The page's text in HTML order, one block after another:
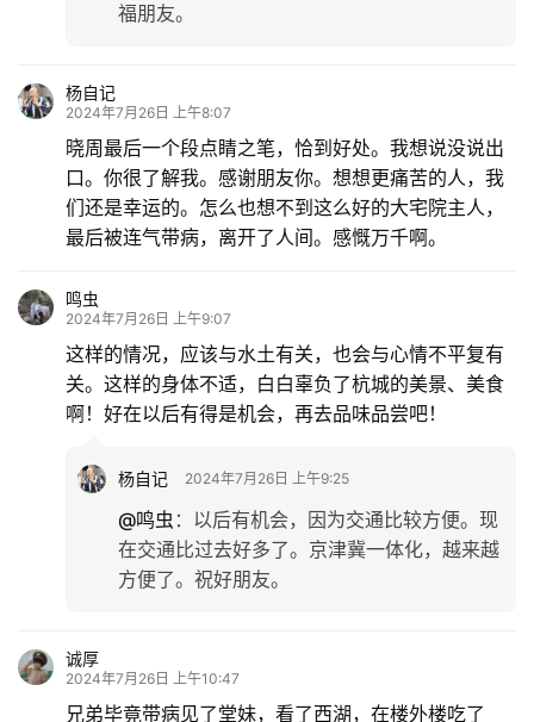
福朋友。
杨自记
2024年7月26日 上午8:07
晓周最后一个段点睛之笔，恰到好处。我想说没说出
口。你很了解我。感谢朋友你。想想更痛苦的人，我
们还是幸运的。怎么也想不到这么好的大宅院主人，
最后被连气带病，离开了人间。感慨万千啊。
鸣虫
2024年7月26日 上午9:07
这样的情况，应该与水土有关，也会与心情不平复有
关。这样的身体不适，白白辜负了杭城的美景、美食
啊！好在以后有得是机会，再去品味品尝吧！
杨自记 2024年7月26日 上午9:25
@鸣虫 ： 以后有机会，因为交通比较方便。现
在交通比过去好多了。京津冀一体化，越来越
方便了。祝好朋友。
诚厚
2024年7月26日 上午10:47
兄弟毕竟带病见了堂妹，看了西湖，在楼外楼吃了